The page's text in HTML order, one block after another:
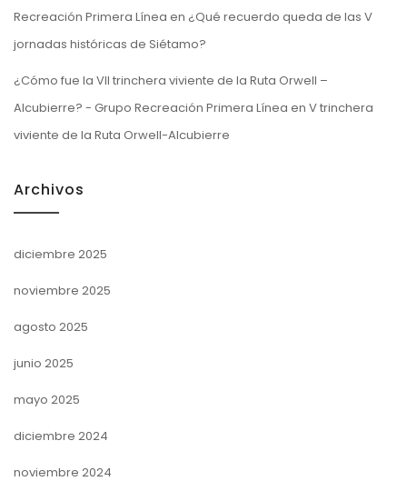
Recreación Primera Línea en ¿Qué recuerdo queda de las V
jornadas históricas de Siétamo?
¿Cómo fue la VII trinchera viviente de la Ruta Orwell –
Alcubierre? - Grupo Recreación Primera Línea en V trinchera
viviente de la Ruta Orwell-Alcubierre
Archivos
diciembre 2025
noviembre 2025
agosto 2025
junio 2025
mayo 2025
diciembre 2024
noviembre 2024